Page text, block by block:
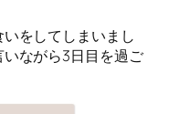
をしてしまいまし
ながら3日目を過ご